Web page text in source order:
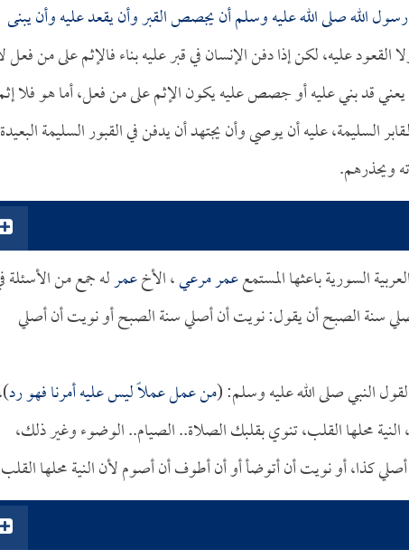
الله صلى الله عليه وسلم أن يجصص القبر وأن يقعد عليه وأن يبنى
عليه، لكن إذا دفن الإنسان في قبر عليه بناء فالإثم على من فعل
يعني قد بني عليه أو جصص عليه يكون الإثم على من فعل، أما هو فلا
السليمة، عليه أن يوصي وأن يجتهد أن يدفن في القبور السليمة البعيدة
ويحذرهم.
السورية باعثها المستمععمر مرعي، الأخعمرله جمع من الأسئلة
سنة الصبح أن يقول: نويت أن أصلي سنة الصبح أو نويت أن أصلي
النبي صلى الله عليه وسلم: (من عمل عملاً ليس عليه أمرنا فهو رد
النية محلها القلب، تنوي بقلبك الصلاة.. الصيام.. الوضوء وغير ذلك،
كذا، أو نويت أن أتوضأ أو أن أطوف أن أصوم لأن النية محلها